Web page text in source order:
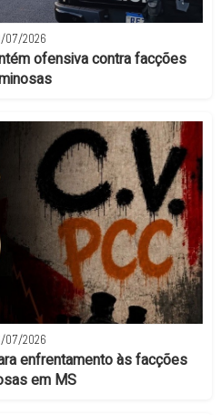
07/2026
ofensiva contra facções
07/2026
enfrentamento às facções
em MS